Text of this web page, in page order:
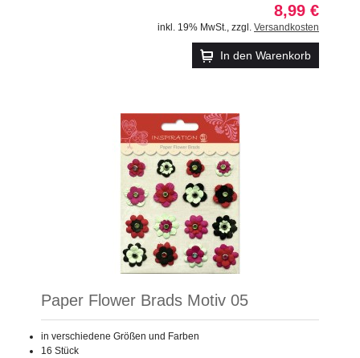
8,99 €
inkl. 19% MwSt. zzgl. Versandkosten
In den Warenkorb
Paper Flower Brads Motiv 05
in verschiedene Größen und Farben
16 Stück